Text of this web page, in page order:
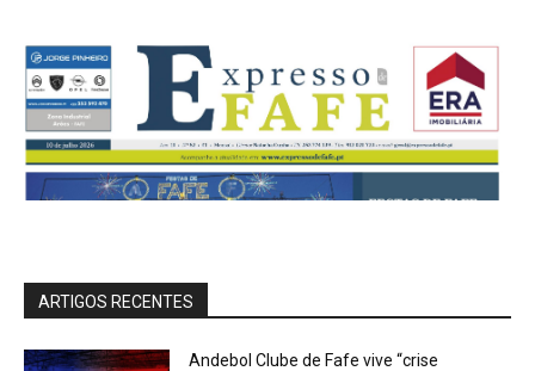
ARTIGOS RECENTES
Andebol Clube de Fafe vive “crise